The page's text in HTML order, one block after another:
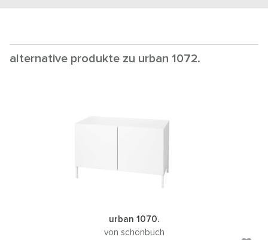
alternative produkte zu urban 1072.
urban 1070.
von schönbuch